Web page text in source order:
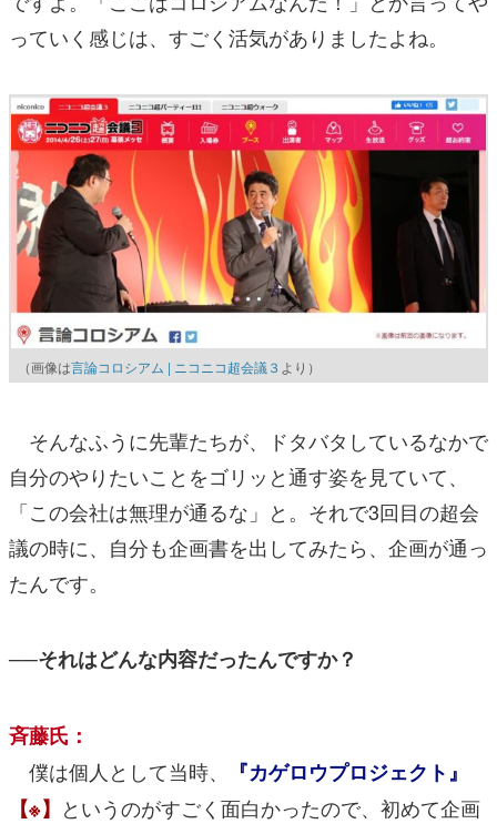
っていく感じは、すごく活気がありましたよね。
（画像は言論コロシアム | ニコニコ超会議３ より）
そんなふうに先輩たちが、ドタバタしているなかで
自分のやりたいことをゴリッと通す姿を見ていて、
「この会社は無理が通るな」と。それで3回目の超会
議の時に、自分も企画書を出してみたら、企画が通っ
たんです。
──それはどんな内容だったんですか？
斉藤氏：
僕は個人として当時、
『カゲロウプロジェクト』
【※】 というのがすごく面白かったので、初めて企画